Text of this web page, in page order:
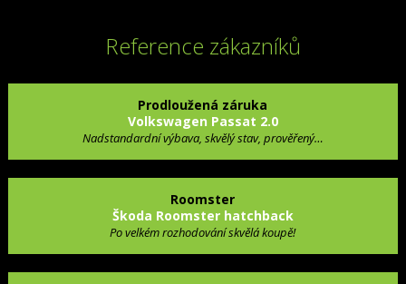
Reference zákazníků
Prodloužená záruka
Volkswagen Passat 2.0
Nadstandardní výbava, skvělý stav, prověřený…
Roomster
Škoda Roomster hatchback
Po velkém rozhodování skvělá koupě!